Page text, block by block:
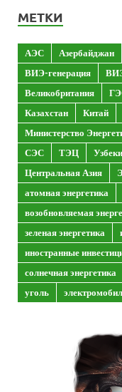
МЕТКИ
АЭС Азербайджан
ВИЭ-генерация
Великобритания
Казахстан
Китай
Министерство
СЭС
ТЭЦ
Центральная Азия
атомная энергетика
возобновляемая
зеленая энергетика
иностранные
солнечная энергетика
уголь